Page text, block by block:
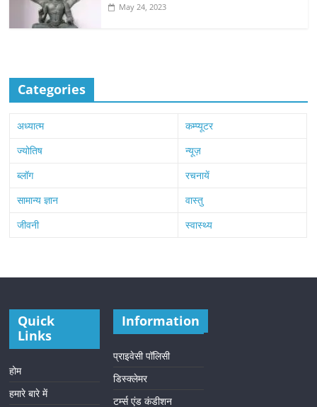
May 24, 2023
Categories
अध्यात्म
कम्प्यूटर
ज्योतिष
न्यूज़
ब्लॉग
रचनायें
सामान्य ज्ञान
वास्तु
जीवनी
स्वास्थ्य
Quick
Links
होम
हमारे बारे में
Information
प्राइवेसी पॉलिसी
डिस्क्लेमर
टर्म्स एंड कंडीशन